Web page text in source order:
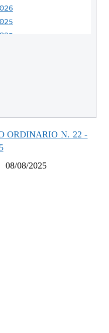
ORDINARIO N. 22 -
08/08/2025